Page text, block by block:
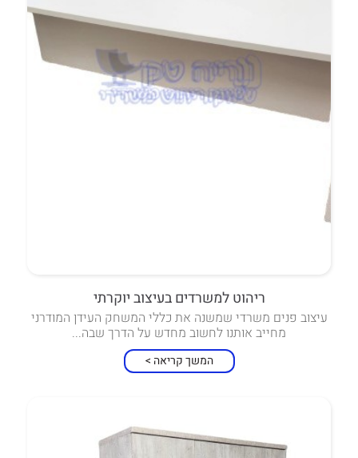
ריהוט למשרדים בעיצוב יוקרתי
עיצוב פנים משרדי שמשנה את כללי המשחק העידן המודרני
מחייב אותנו לחשוב מחדש על הדרך שבה...
המשך קריאה >